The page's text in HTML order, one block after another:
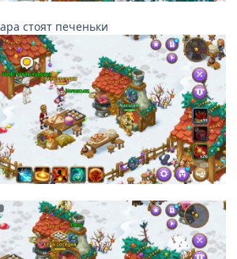
стоят печеньки